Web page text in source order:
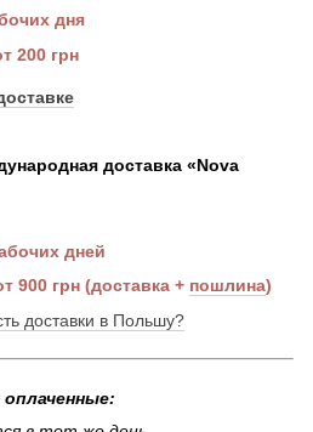
дня
200 грн
доставка «Nova
дней
900 грн (доставка + пошлина)
доставки в Польшу?